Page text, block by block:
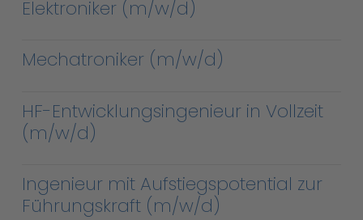
Elektroniker (m/w/d)
Mechatroniker (m/w/d)
HF-Entwicklungsingenieur in Vollzeit
(m/w/d)
Ingenieur mit Aufstiegspotential zur
Führungskraft (m/w/d)